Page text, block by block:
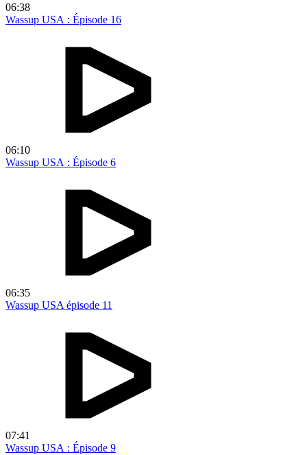
06:38
Wassup USA : Épisode 16
06:10
Wassup USA : Épisode 6
06:35
Wassup USA épisode 11
07:41
Wassup USA : Épisode 9